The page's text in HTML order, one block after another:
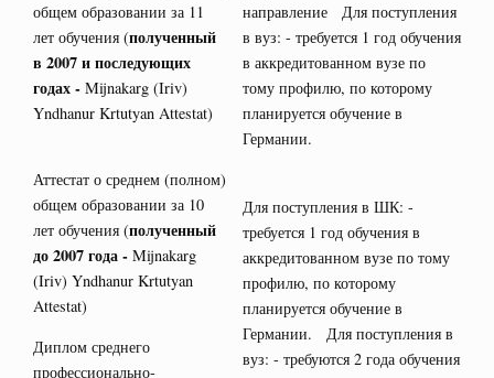
общем образовании за 11
лет обучения (полученный
в 2007 и последующих
годах - Mijnakarg (Iriv)
Yndhanur Krtutyan Attestat)
направление Для поступления
в вуз: - требуется 1 год обучения
в аккредитованном вузе по
тому профилю, по которому
планируется обучение в
Германии.
Аттестат о среднем (полном)
общем образовании за 10
лет обучения (полученный
до 2007 года - Mijnakarg
(Iriv) Yndhanur Krtutyan
Attestat)
Для поступления в ШК: -
требуется 1 год обучения в
аккредитованном вузе по тому
профилю, по которому
планируется обучение в
Германии. Для поступления в
вуз: - требуются 2 года обучения
Диплом среднего
профессионально-